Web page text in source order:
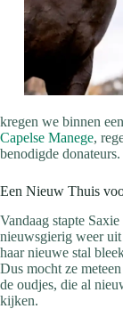
kregen we binnen
Capelse Manege,
benodigde donateurs.
Een Nieuw Thuis
Vandaag stapte
nieuwsgierig weer
haar nieuwe stal
Dus mocht ze
de oudjes, die al
kijken.